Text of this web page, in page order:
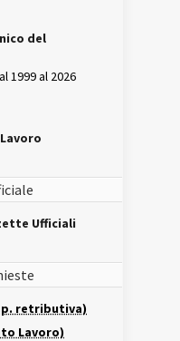
del
1999 al 2026
Ufficiali
retributiva)
Lavoro)